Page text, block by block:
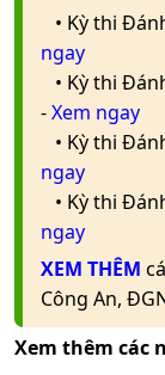
• Kỳ thi
ngay
• Kỳ thi
-Xem ngay
• Kỳ thi
ngay
• Kỳ thi
ngay
XEM THÊM
Công An,
Xem thêm các